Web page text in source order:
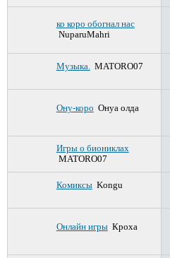
ко коро обогнал нас
NuparuMahri
Музыка. MATORO07
Ону-коро Онуа олда
Игры о биониклах
MATORO07
Комиксы Kongu
Онлайн игры Кроха